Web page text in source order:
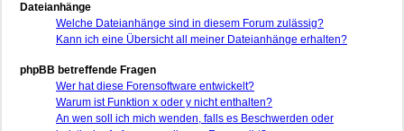
Dateianhänge
Welche Dateianhänge sind in diesem Forum zulässig?
Kann ich eine Übersicht all meiner Dateianhänge erhalten?
phpBB betreffende Fragen
Wer hat diese Forensoftware entwickelt?
Warum ist Funktion x oder y nicht enthalten?
An wen soll ich mich wenden, falls es Beschwerden oder